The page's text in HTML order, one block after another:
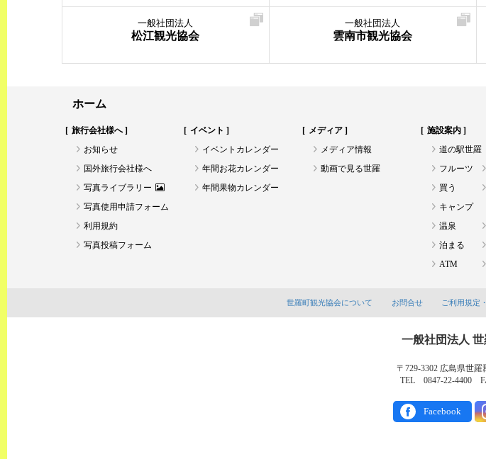
一般社団法人
松江観光協会
一般社団法人
雲南市観光協会
ホーム
旅行会社様へ
お知らせ
国外旅行会社様へ
写真ライブラリー
写真使用申請フォーム
利用規約
写真投稿フォーム
イベント
イベントカレンダー
年間お花カレンダー
年間果物カレンダー
メディア
メディア情報
動画で見る世羅
施設案内
道の駅世羅
フルーツ
買う
キャンプ
温泉
泊まる
ATM
世羅町観光協会について お問合せ ご利用規定
一般社団法人
〒729-3302 広島県世羅
TEL 0847-22-4400
Facebook